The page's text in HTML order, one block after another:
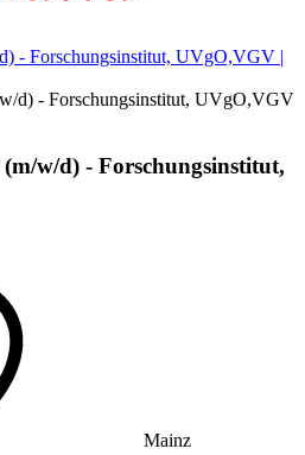
- Forschungsinstitut, UVgO,VGV |
w/d) - Forschungsinstitut,
Mainz